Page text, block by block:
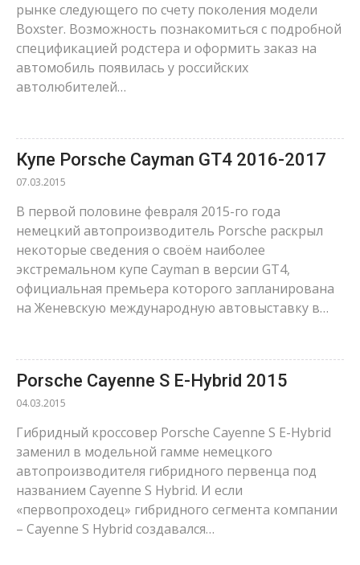
рынке следующего по счету поколения модели
Boxster. Возможность познакомиться с подробной
спецификацией родстера и оформить заказ на
автомобиль появилась у российских
автолюбителей…
Купе Porsche Cayman GT4 2016-2017
07.03.2015
В первой половине февраля 2015-го года
немецкий автопроизводитель Porsche раскрыл
некоторые сведения о своём наиболее
экстремальном купе Cayman в версии GT4,
официальная премьера которого запланирована
на Женевскую международную автовыставку в…
Porsche Cayenne S E-Hybrid 2015
04.03.2015
Гибридный кроссовер Porsche Cayenne S E-Hybrid
заменил в модельной гамме немецкого
автопроизводителя гибридного первенца под
названием Cayenne S Hybrid. И если
«первопроходец» гибридного сегмента компании
– Cayenne S Hybrid создавался…